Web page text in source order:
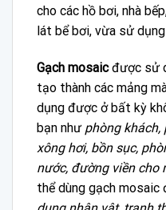
cho các hồ bơi, nhà
lát bể bơi, vừa sử
Gạch mosaicđược sử
tạo thành các mảng
dụng được ở bất kỳ
bạn như phòng khách,
xông hơi, bồn sục,
nước, đường viền cho
thể dùng gạch mosaic